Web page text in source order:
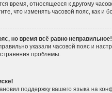
время, относящееся к другому
что изменять часовой пояс, как
но время всё равно неправильное!
указали часовой пояс и
проблемы.
поддержку вашего языка на